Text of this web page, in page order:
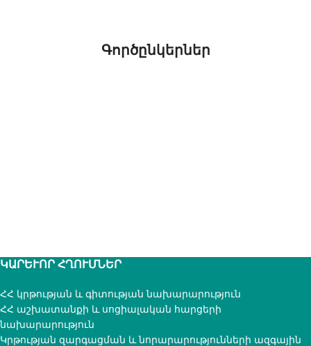
Գործընկերներ
ԿԱՐԵՒՈՐ ՀՂՈՒՄՆԵՐ
ՀՀ կրթության և գիտության նախարարություն
ՀՀ աշխատանքի և սոցիալական հարցերի
նախարարություն
Կրթության զարգացման և նորարարությունների ազգային